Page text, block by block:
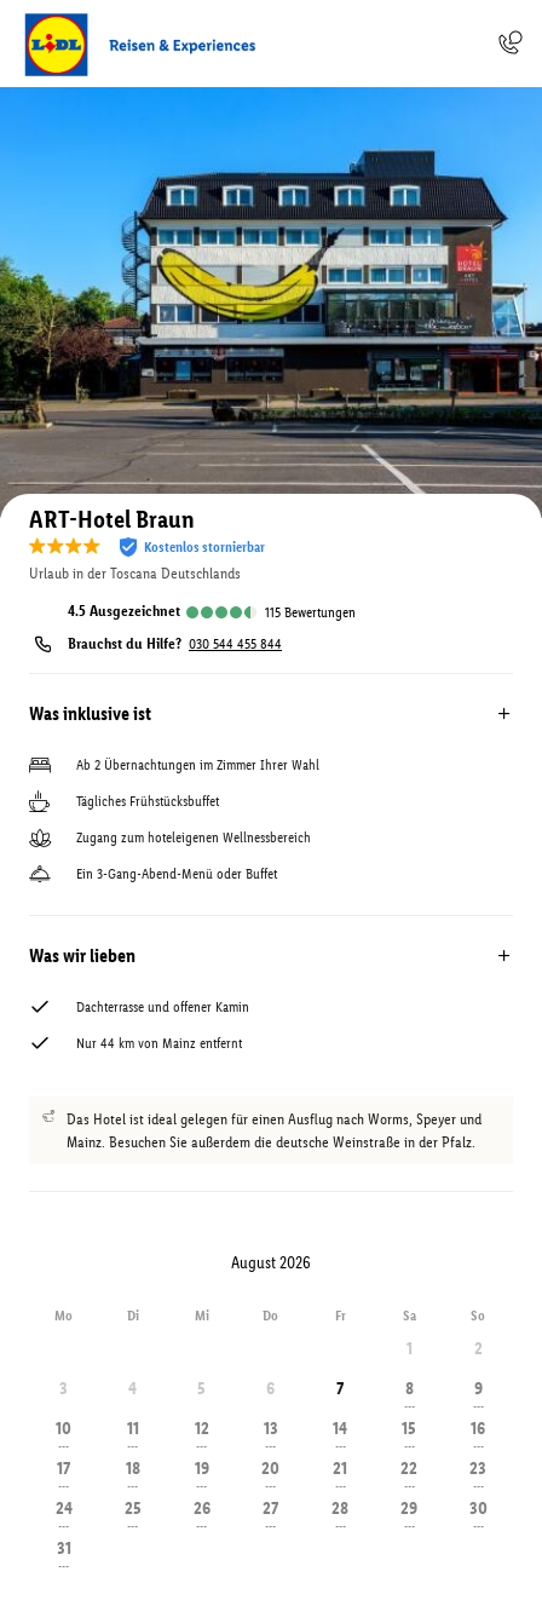
Auf der Karte anzeigen
ART-Hotel Braun
Kostenlos stornierbar
Urlaub in der Toscana Deutschlands
4.5 ausgezeichnet 115 Bewertungen
Brauchst du Hilfe? 030 544 455 844
Was inklusive ist
Ab 2 Übernachtungen im Zimmer Ihrer Wahl
Tägliches Frühstücksbuffet
Zugang zum hoteleigenen Wellnessbereich
Ein 3-Gang-Abend-Menü oder Buffet
Was wir lieben
Dachterrasse und offener Kamin
Nur 44 km von Mainz entfernt
Das Hotel ist ideal gelegen für einen Ausflug nach Worms, Speyer und
Mainz. Besuchen Sie außerdem die deutsche Weinstraße in der Pfalz.
August 2026
Mo Di Mi Do Fr Sa So
1
2
3
4 5 6 7 8
---
9
---
10
---
11
---
12
---
13
---
14
---
15
---
16
---
17
---
18
---
19
---
20
---
21
---
22
---
23
---
24
---
25
---
26
---
27
---
28
---
29
---
30
---
31
---